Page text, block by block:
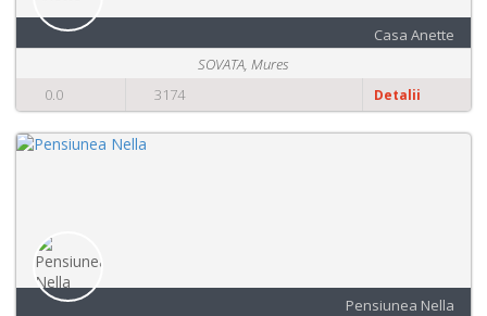
Casa Anette
SOVATA, Mures
0.0
3174 Detalii
Pensiunea Nella